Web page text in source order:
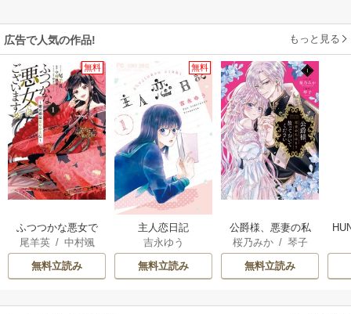
広告で人気の作品! もっと見る
無料
ふつつかな悪女で
はございますが ～
雛宮蝶鼠とりかえ
伝～
尾羊英/ 中村颯
希
/ ゆき哉
無料立読み
無料
主人恋日記
吉永ゆう
無料立読み
公爵様、悪妻の私
はもう放っておい
てください
桜乃みか/ 琴子
無料立読み